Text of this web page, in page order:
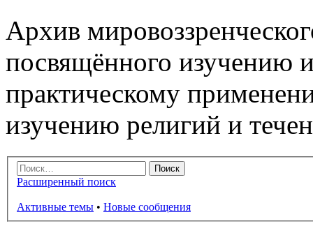
Архив
посвящённого изучению
практическому
изучению религий и
Расширенный поиск
Активные темы • Новые сообщения